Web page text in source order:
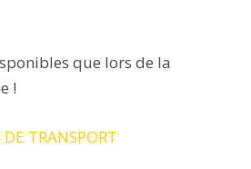
que lors de la
!
TRANSPORT